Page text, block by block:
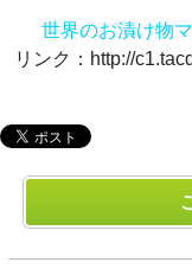
世界のお漬け物
リンク： http://